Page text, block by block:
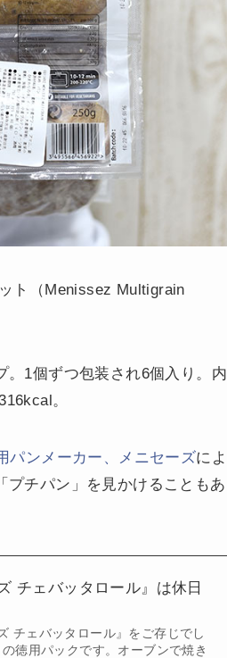
ト（Menissez Multigrain
。1個ずつ包装され6個入り。内
。
パンメーカー、メニセーズによ
プチパン」を見かけることもあ
チェバッタロール』は休日
チェバッタロール』をご存じでし
徳用パックです。オーブンで焼き